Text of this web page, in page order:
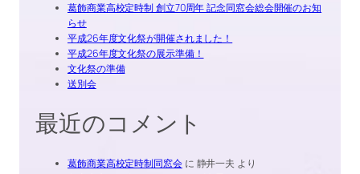
葛飾商業高校定時制 創立70周年 記念同窓会総会開催のお知
らせ
平成26年度文化祭が開催されました！
平成26年度文化祭の展示準備！
文化祭の準備
送別会
最近のコメント
葛飾商業高校定時制同窓会に 静井一夫 より